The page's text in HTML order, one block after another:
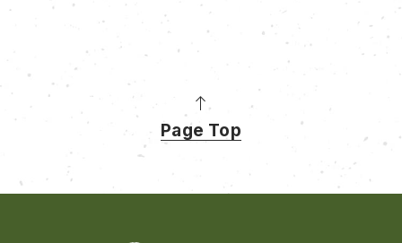
Page Top